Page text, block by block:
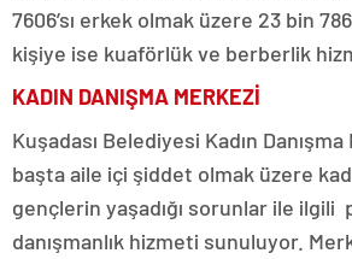
7606’sı erkek olmak üzere 23 bin
kişiye ise kuaförlük ve berberlik
KADIN DANIŞMA MERKEZİ
Kuşadası Belediyesi Kadın Danışma
başta aile içi şiddet olmak üzere
gençlerin yaşadığı sorunlar ile ilgili
danışmanlık hizmeti sunuluyor.